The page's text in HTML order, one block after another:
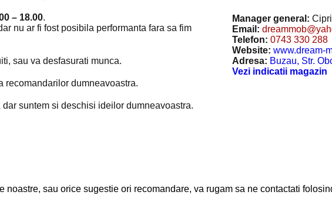
– 18.00.
nu ar fi fost posibila performanta fara sa fim
sau va desfasurati munca.
recomandarilor dumneavoastra.
suntem si deschisi ideilor dumneavoastra.
Manager general:
Email:
Telefon: 0743 330 288
Website: www.dream-
Adresa: Buzau, Str.
Vezi indicatii magazin
sau orice sugestie ori recomandare, va rugam sa ne contactati